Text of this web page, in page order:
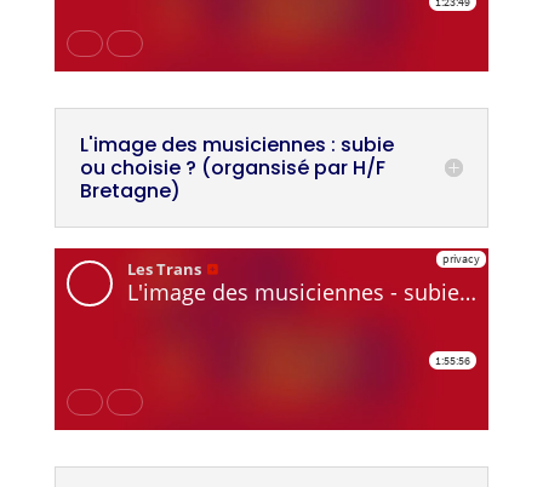
L'image des musiciennes : subie
ou choisie ? (organsisé par H/F
Bretagne)